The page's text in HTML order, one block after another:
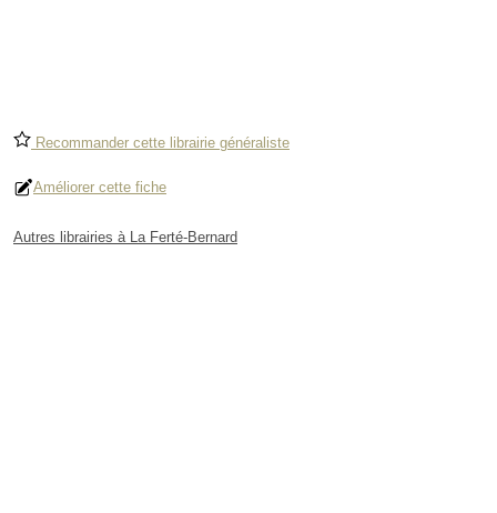
Recommander cette librairie généraliste
Améliorer cette fiche
Autres librairies à La Ferté-Bernard